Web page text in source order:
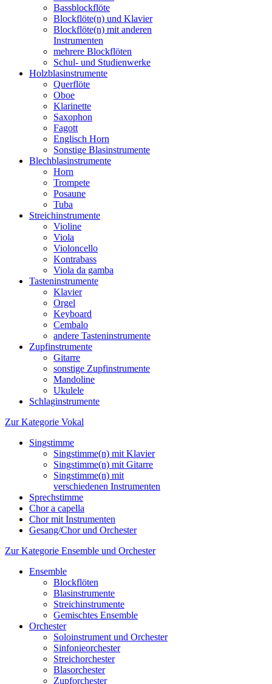
Bassblockflöte
Blockflöte(n) und Klavier
Blockflöte(n) mit anderen
Instrumenten
mehrere Blockflöten
Schul- und Studienwerke
Holzblasinstrumente
Querflöte
Oboe
Klarinette
Saxophon
Fagott
Englisch Horn
Sonstige Blasinstrumente
Blechblasinstrumente
Horn
Trompete
Posaune
Tuba
Streichinstrumente
Violine
Viola
Violoncello
Kontrabass
Viola da gamba
Tasteninstrumente
Klavier
Orgel
Keyboard
Cembalo
andere Tasteninstrumente
Zupfinstrumente
Gitarre
sonstige Zupfinstrumente
Mandoline
Ukulele
Schlaginstrumente
Zur Kategorie Vokal
Singstimme
Singstimme(n) mit Klavier
Singstimme(n) mit Gitarre
Singstimme(n) mit
verschiedenen Instrumenten
Sprechstimme
Chor a capella
Chor mit Instrumenten
Gesang/Chor und Orchester
Zur Kategorie Ensemble und Orchester
Ensemble
Blockflöten
Blasinstrumente
Streichinstrumente
Gemischtes Ensemble
Orchester
Soloinstrument und Orchester
Sinfonieorchester
Streichorchester
Blasorchester
Zupforchester